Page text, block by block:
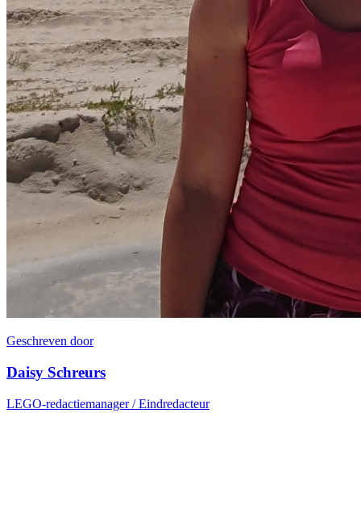
Geschreven door
Daisy Schreurs
LEGO-redactiemanager / Eindredacteur